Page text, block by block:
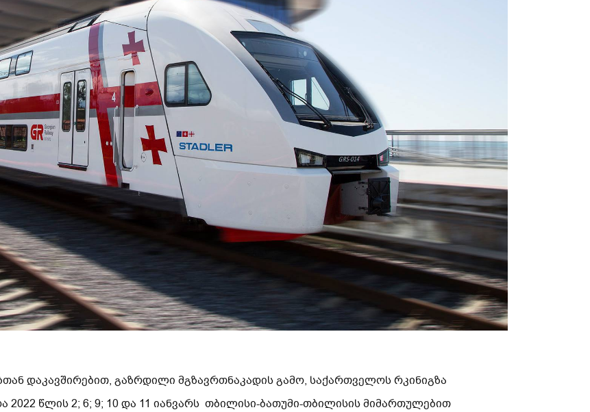
დაკავშირებით, გაზრდილი მგზავრთნაკადის გამო, საქართველოს რკინიგზა
2022 წლის 2; 6; 9; 10 და 11 იანვარს თბილისი-ბათუმი-თბილისის მიმართულებით